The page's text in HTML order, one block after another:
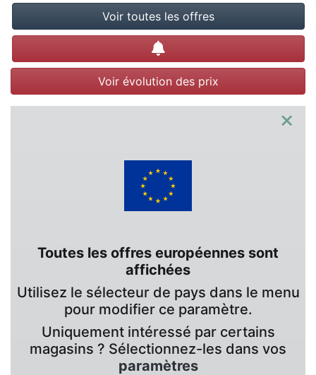
Voir toutes les offres
Créer une alerte
Voir évolution des prix
×
Toutes les offres européennes sont
affichées
Utilisez le sélecteur de pays dans le menu
pour modifier ce paramètre.
Uniquement intéressé par certains
magasins ? Sélectionnez-les dans vos
paramètres